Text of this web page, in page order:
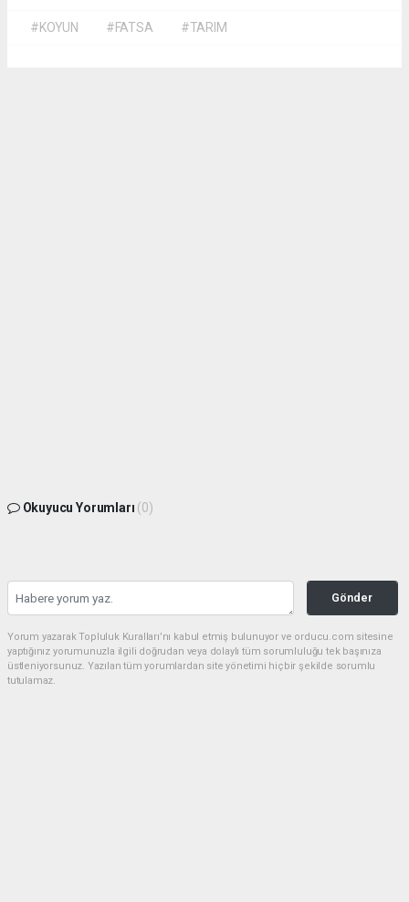
#KOYUN #FATSA #TARIM
Okuyucu Yorumları (0)
Gönder
Yorum yazarak Topluluk Kuralları’nı kabul etmiş bulunuyor ve orducu.com sitesine
yaptığınız yorumunuzla ilgili doğrudan veya dolaylı tüm sorumluluğu tek başınıza
üstleniyorsunuz. Yazılan tüm yorumlardan site yönetimi hiçbir şekilde sorumlu
tutulamaz.